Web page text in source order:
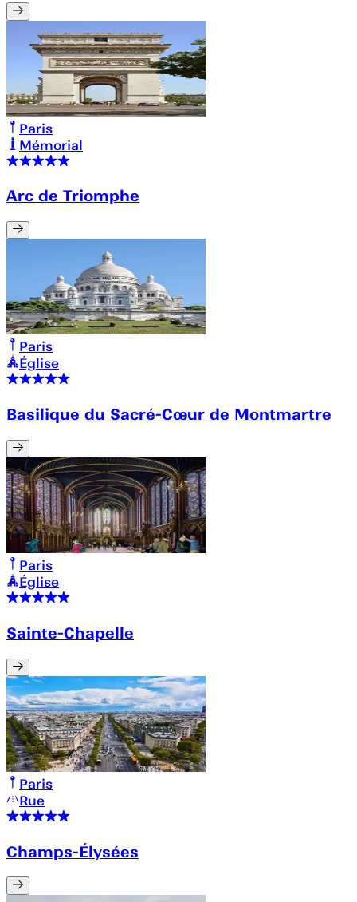
Paris
Mémorial
Arc de Triomphe
Paris
Église
Basilique du Sacré-Cœur de Montmartre
Paris
Église
Sainte-Chapelle
Paris
Rue
Champs-Élysées